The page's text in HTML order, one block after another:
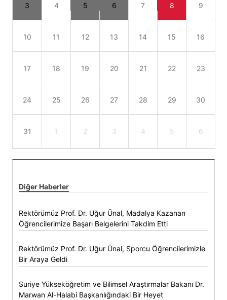
3 4 5 6 7 8 9
10 11 12 13 14 15 16
17 18 19 20 21 22 23
24 25 26 27 28 29 30
31 1 2 3 4 5 6
Diğer Haberler
Rektörümüz Prof. Dr. Uğur Ünal, Madalya Kazanan
Öğrencilerimize Başarı Belgelerini Takdim Etti
Rektörümüz Prof. Dr. Uğur Ünal, Sporcu Öğrencilerimizle
Bir Araya Geldi
Suriye Yükseköğretim ve Bilimsel Araştırmalar Bakanı Dr.
Marwan Al-Halabi Başkanlığındaki Bir Heyet